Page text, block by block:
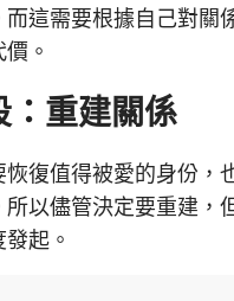
這需要根據自己對關
。
：重建關係
復值得被愛的身份，
以儘管決定要重建，
起。